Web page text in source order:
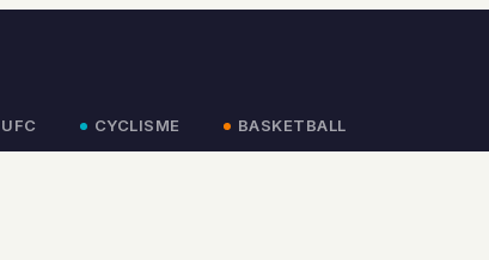
UFC CYCLISME BASKETBALL